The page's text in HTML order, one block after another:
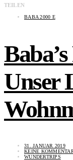
TEILEN
BABA 2000 E
Unser
31. JANUAR 2019
KEINE
WUNDERTRIPS